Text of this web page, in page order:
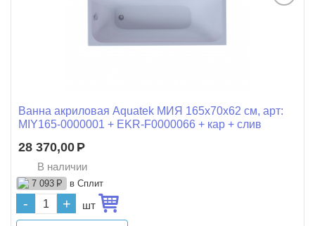
Ванна акриловая Aquatek МИЯ 165x70x62 см, арт:
MIY165-0000001 + EKR-F0000066 + кар + слив
28 370,00 Р
В наличии
7 093 Р в Сплит
- + шт